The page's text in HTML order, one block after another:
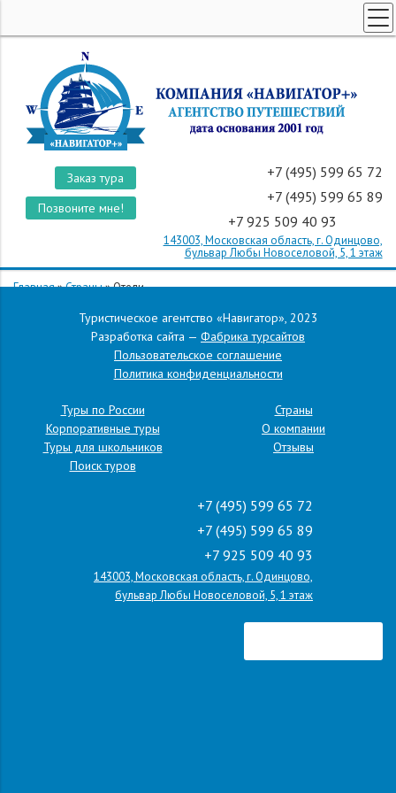
Заказ тура
Позвоните мне!
+7 (495) 599 65 72
+7 (495) 599 65 89
+7 925 509 40 93
143003, Московская область, г. Одинцово,
бульвар Любы Новоселовой, 5, 1 этаж
ТУРЫ ДЛЯ ШКОЛЬНИКОВ
Главная»Страны»Отели
Отели 184Туристическое агентство «Навигатор», 2023
Разработка сайта — Фабрика турсайтов
Пользовательское соглашение
Политика конфиденциальности
Туры по России
Корпоративные туры
Туры для школьников
Поиск туров
Страны
О компании
Отзывы
+7 (495) 599 65 72
+7 (495) 599 65 89
+7 925 509 40 93
143003, Московская область, г. Одинцово,
бульвар Любы Новоселовой, 5, 1 этаж